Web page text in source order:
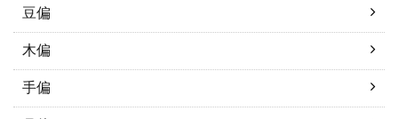
豆偏
木偏
手偏